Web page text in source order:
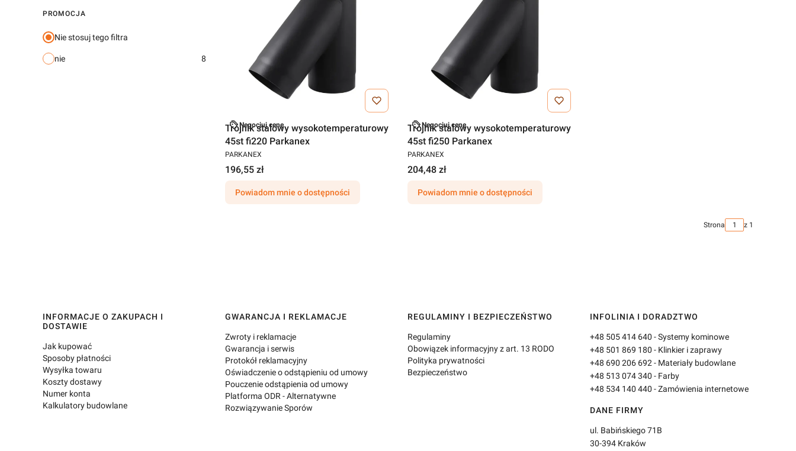
PROMOCJA
Nie stosuj tego filtra
nie 8
Negocjuj cenę
Trójnik stalowy wysokotemperaturowy
45st fi220 Parkanex
PARKANEX
196,55 zł
Powiadom mnie o dostępności
Negocjuj cenę
Trójnik stalowy wysokotemperaturowy
45st fi250 Parkanex
PARKANEX
204,48 zł
Powiadom mnie o dostępności
Strona z 1
Linki w stopce
INFORMACJE O ZAKUPACH I
DOSTAWIE
Jak kupować
Sposoby płatności
Wysyłka towaru
Koszty dostawy
Numer konta
Kalkulatory budowlane
GWARANCJA I REKLAMACJE
Zwroty i reklamacje
Gwarancja i serwis
Protokół reklamacyjny
Oświadczenie o odstąpieniu od umowy
Pouczenie odstąpienia od umowy
Platforma ODR - Alternatywne
Rozwiązywanie Sporów
REGULAMINY I BEZPIECZEŃSTWO
Regulaminy
Obowiązek informacyjny z art. 13 RODO
Polityka prywatności
Bezpieczeństwo
INFOLINIA I DORADZTWO
+48 505 414 640 - Systemy kominowe
+48 501 869 180 - Klinkier i zaprawy
+48 690 206 692 - Materiały budowlane
+48 513 074 340 - Farby
+48 534 140 440 - Zamówienia internetowe
DANE FIRMY
ul. Babińskiego 71B
30-394 Kraków